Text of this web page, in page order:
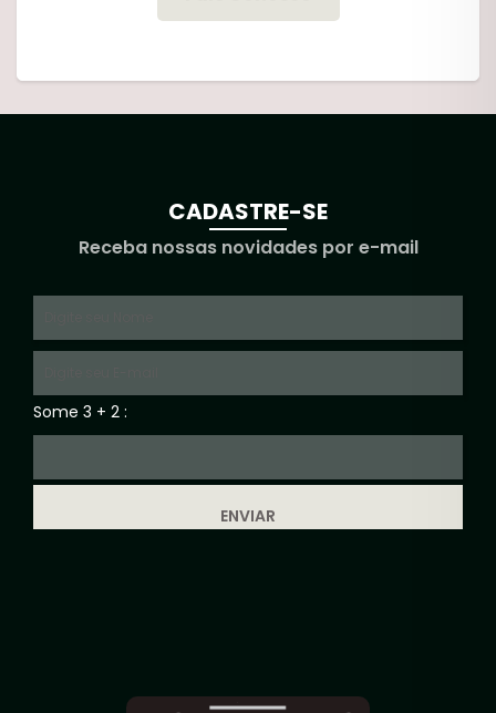
CADASTRE-SE
Receba nossas novidades por e-mail
Some 3 + 2 :
ENVIAR